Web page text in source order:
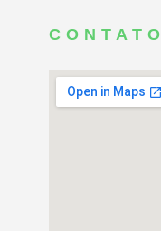
CONTATO